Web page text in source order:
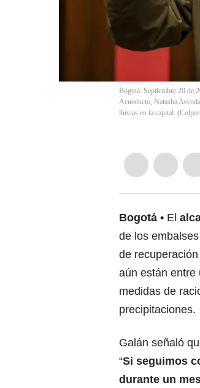
Bogotá. Septiembre 20 de
Acueducto, Natasha
lluvias en la capital.
Bogotá El
de los
de
aún están entre
medidas de
precipitaciones.
Galán señaló
“Si seguimos
durante un